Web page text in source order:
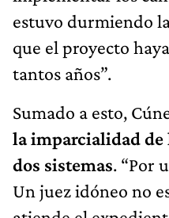
estuvo durmiendo
que el proyecto
tantos años”.
Sumado a esto,
la imparcialidad de
dos sistemas. “Por
Un juez idóneo no